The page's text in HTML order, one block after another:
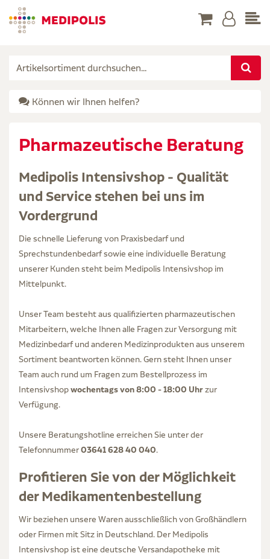
Können wir Ihnen helfen?
Pharmazeutische Beratung
Medipolis Intensivshop - Qualität
und Service stehen bei uns im
Vordergrund
Die schnelle Lieferung von Praxisbedarf und
Sprechstundenbedarf sowie eine individuelle Beratung
unserer Kunden steht beim Medipolis Intensivshop im
Mittelpunkt.
Unser Team besteht aus qualifizierten pharmazeutischen
Mitarbeitern, welche Ihnen alle Fragen zur Versorgung mit
Medizinbedarf und anderen Medizinprodukten aus unserem
Sortiment beantworten können. Gern steht Ihnen unser
Team auch rund um Fragen zum Bestellprozess im
Intensivshopwochentags von 8:00 - 18:00 Uhrzur
Verfügung.
Unsere Beratungshotline erreichen Sie unter der
Telefonnummer03641 628 40 040.
Profitieren Sie von der Möglichkeit
der Medikamentenbestellung
Wir beziehen unsere Waren ausschließlich von Großhändlern
oder Firmen mit Sitz in Deutschland. Der Medipolis
Intensivshop ist eine deutsche Versandapotheke mit